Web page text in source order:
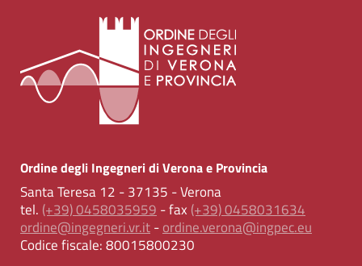
Ordine degli Ingegneri di Verona e Provincia
Santa Teresa 12 - 37135 - Verona
tel. (+39) 0458035959 - fax (+39) 0458031634
ordine@ingegneri.vr.it-ordine.verona@ingpec.eu
Codice fiscale:80015800230